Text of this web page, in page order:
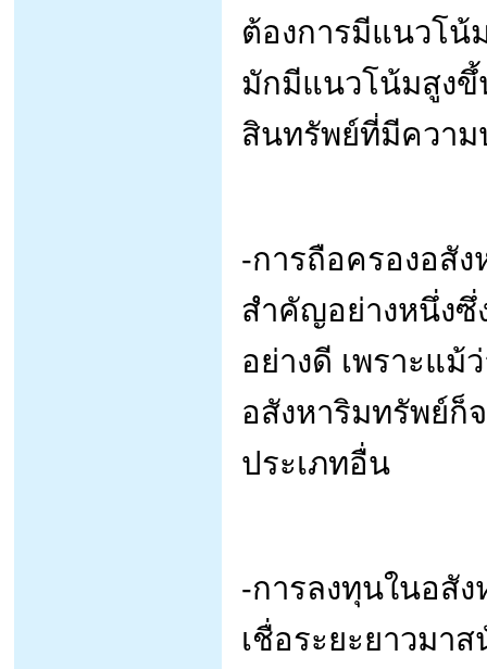
ต้องการมีแนวโน้
มักมีแนวโน้มสูงขึ้
สินทรัพย์ที่มีความ
-การถือครองอสั
สำคัญอย่างหนึ่งซึ่
อย่างดี เพราะแม้
อสังหาริมทรัพย์ก็
ประเภทอื่น
-การลงทุนในอสั
เชื่อระยะยาวมา